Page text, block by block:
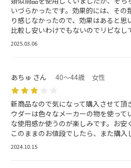
いづらかったです。効果的には、その
り感じなかったので、効果はあると思
比較し安いわけでもないのでリピなし
2025.03.06
あちゅ さん 40～44歳 女性
新商品なので気になって購入させて頂
ウダーは色々なメーカーの物を使って
な使用感か使うのが楽しみです。お安
このままのお値段でしたら、また購入
2024.10.15